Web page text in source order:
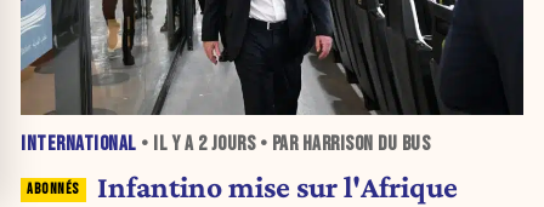
INTERNATIONAL • IL Y A 2 JOURS• PAR HARRISON DU BUS
Infantino mise sur l'Afrique